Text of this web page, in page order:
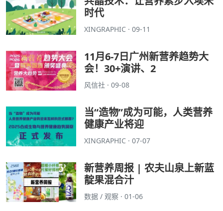
时代
XINGRAPHIC · 09-11
11月6-7日广州新营养趋势大
会！30+演讲、2
风信社 · 09-08
当“造物”成为可能，人类营养
健康产业将迎
XINGRAPHIC · 07-07
新营养周报 | 农夫山泉上新蓝
靛果混合汁
数据 / 观察 · 01-06